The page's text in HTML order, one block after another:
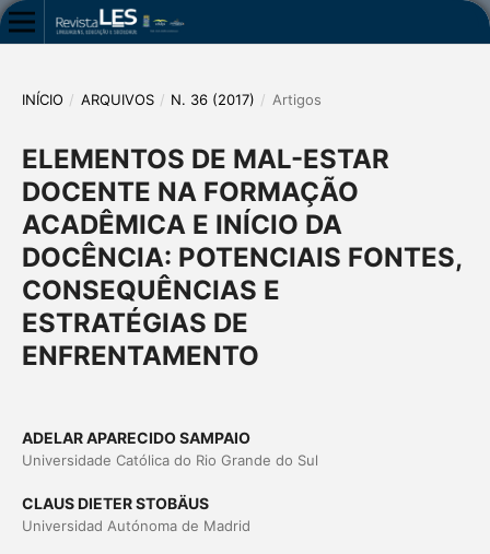
INÍCIO / ARQUIVOS / N. 36 (2017) / Artigos
ELEMENTOS DE MAL-ESTAR
DOCENTE NA FORMAÇÃO
ACADÊMICA E INÍCIO DA
DOCÊNCIA: POTENCIAIS FONTES,
CONSEQUÊNCIAS E
ESTRATÉGIAS DE
ENFRENTAMENTO
ADELAR APARECIDO SAMPAIO
Universidade Católica do Rio Grande do Sul
CLAUS DIETER STOBÄUS
Universidad Autónoma de Madrid